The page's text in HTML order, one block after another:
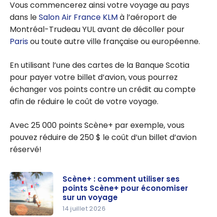
Vous commencerez ainsi votre voyage au pays
dans leSalon Air France KLMà l’aéroport de
Montréal-Trudeau YUL avant de décoller pour
Parisou toute autre ville française ou européenne.
En utilisant l’une des cartes de la Banque Scotia
pour payer votre billet d’avion, vous pourrez
échanger vos points contre un crédit au compte
afin de réduire le coût de votre voyage.
Avec 25 000 points Scène+ par exemple, vous
pouvez réduire de 250 $ le coût d’un billet d’avion
réservé!
Scène+ : comment utiliser ses
points Scène+ pour économiser
sur un voyage
14 juillet 2026